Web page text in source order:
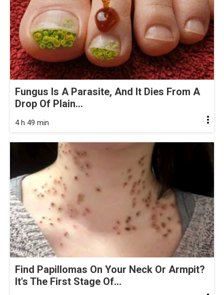
Fungus Is A Parasite, And It Dies From A
Drop Of Plain...
4 h 49 min
Find Papillomas On Your Neck Or Armpit?
It's The First Stage Of...